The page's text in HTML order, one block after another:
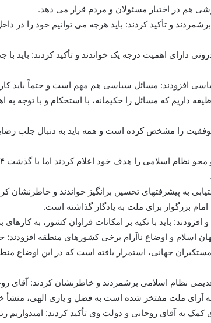
هم در اختیار مسئولان و مردم قرار می دهد.
و تأکید کردند: باید هرچه می توانیم خود را در
اهمیت درجه یک خواندند و تأکید کردند: باید با
سیاسی افزودند: مسائل سیاسی هم مهم است و حتماً باید
داریم که مسائل را حکیمانه، با استحکام و با توجه
موفقیت را مشخص کرده است و همه باید به دنبال جلب
به پیشرفتهای تحسین برانگیز خواندند و خاطرنشان
بزرگوار برای ملت به یادگار گذاشته است.
باید با تکیه بر امکانات فراوان کشور، به
و اوضاع ناآرام برخی کشورهای منطقه افزودند:
حمایت برخی مستکبران جهانی، استمرار یافته است که در این
نظام اسلامی برشمردند و خاطرنشان کردند: آقای
آرای ملت مفتخر شده است به فضل و یاری الهی، منشأ
به آقای روحانی و دولت وی تأکید کردند: